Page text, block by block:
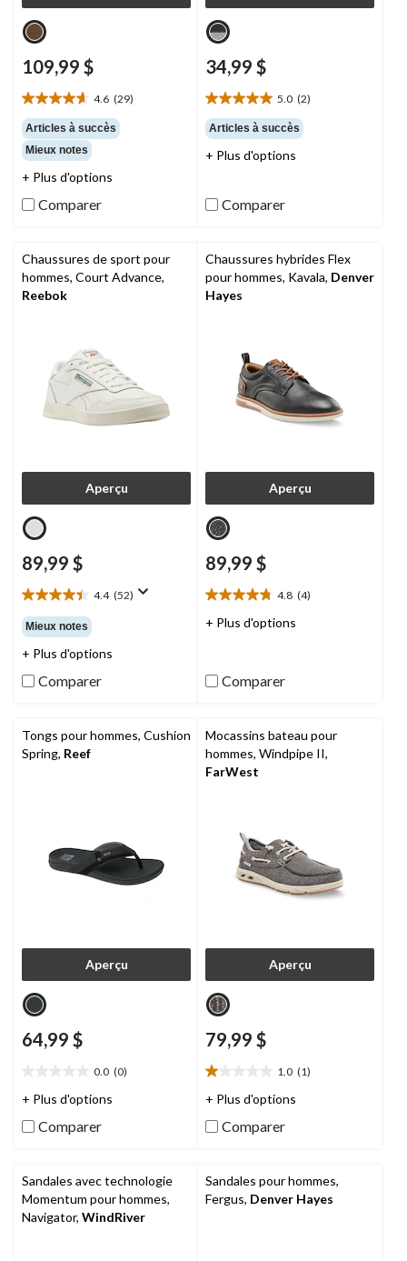
109,99 $
4.6 (29)
4.6
étoile(s)
sur
5.
29
Articles à succès
Mieux notes
+ Plus d'options
Comparer
34,99 $
5.0 (2)
5.0
étoile(s)
sur
5.
Articles à succès
+ Plus d'options
Comparer
Chaussures de sport pour
hommes, Court Advance,
Reebok
Aperçu
89,99 $
4.4 (52)
4.4
étoile(s)
sur
5.
52
évaluations
Mieux notes
+ Plus d'options
Comparer
Chaussures hybrides Flex
pour hommes, Kavala, Denver
Hayes
Aperçu
89,99 $
4.8 (4)
4.8
étoile(s)
4
évaluations
+ Plus d'options
Comparer
Tongs pour hommes, Cushion
Spring, Reef
Aperçu
64,99 $
0.0 (0)
étoile(s)
5.
+ Plus d'options
Comparer
Mocassins bateau pour
hommes, Windpipe II,
FarWest
Aperçu
79,99 $
1.0 (1)
1.0
étoile(s)
5.
+ Plus d'options
Comparer
Sandales avec technologie
Momentum pour hommes,
Navigator, WindRiver
Sandales pour hommes,
Fergus, Denver Hayes